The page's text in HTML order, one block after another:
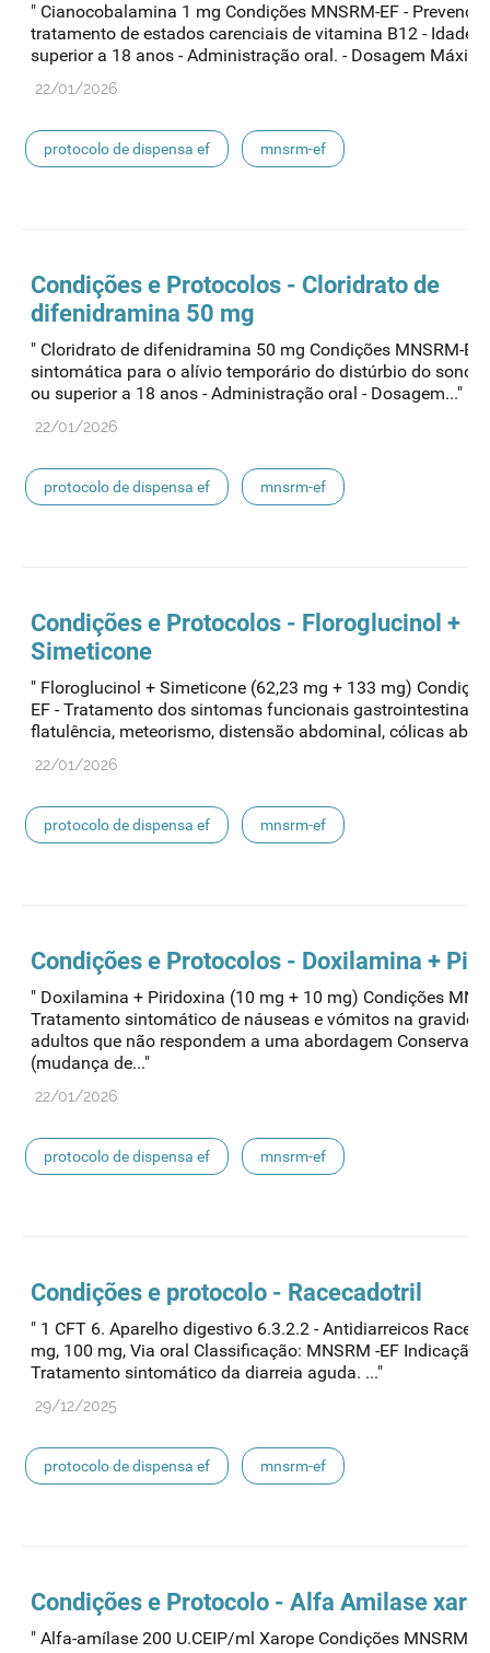
" Cianocobalamina 1 mg Condições MNSRM-EF -
tratamento de estados carenciais de vitamina B12 - Idade
superior a 18 anos - Administração oral. - Dosagem
22/01/2026
protocolo de dispensa ef mnsrm-ef
Condições e Protocolos - Cloridrato de
difenidramina 50 mg
" Cloridrato de difenidramina 50 mg Condições MNSRM-EF
sintomática para o alívio temporário do distúrbio do sono -
ou superior a 18 anos - Administração oral - Dosagem..."
22/01/2026
protocolo de dispensa ef mnsrm-ef
Condições e Protocolos - Floroglucinol +
Simeticone
" Floroglucinol + Simeticone (62,23 mg + 133 mg)
EF - Tratamento dos sintomas funcionais gastrointestinais
flatulência, meteorismo, distensão abdominal, cólicas
22/01/2026
protocolo de dispensa ef mnsrm-ef
Condições e Protocolos - Doxilamina +
" Doxilamina + Piridoxina (10 mg + 10 mg) Condições
Tratamento sintomático de náuseas e vómitos na gravidez
adultos que não respondem a uma abordagem
(mudança de..."
22/01/2026
protocolo de dispensa ef mnsrm-ef
Condições e protocolo - Racecadotril
" 1 CFT 6. Aparelho digestivo 6.3.2.2 - Antidiarreicos
mg, 100 mg, Via oral Classificação: MNSRM -EF Indicação:
Tratamento sintomático da diarreia aguda. ..."
29/12/2025
protocolo de dispensa ef mnsrm-ef
Condições e Protocolo - Alfa Amilase
" Alfa-amílase 200 U.CEIP/ml Xarope Condições MNSRM-